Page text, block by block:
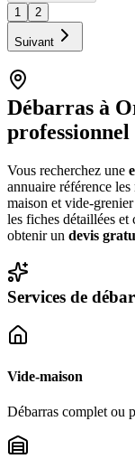
1
2
Suivant
Débarras à
professionnel
Vous recherchez une
annuaire référence
maison et vide-
les fiches détaillées et
obtenir un devis
Services de
Vide-maison
Débarras complet ou